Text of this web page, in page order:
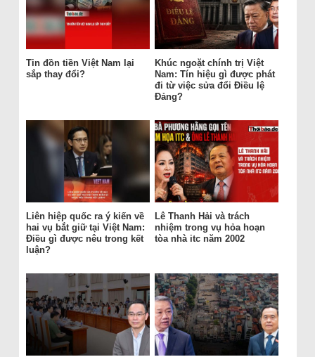
Tin đồn tiền Việt Nam lại
sắp thay đổi?
Khúc ngoặt chính trị Việt
Nam: Tín hiệu gì được phát
đi từ việc sửa đổi Điều lệ
Đảng?
Liên hiệp quốc ra ý kiến về
hai vụ bắt giữ tại Việt Nam:
Điều gì được nêu trong kết
luận?
Lê Thanh Hải và trách
nhiệm trong vụ hỏa hoạn
tòa nhà itc năm 2002